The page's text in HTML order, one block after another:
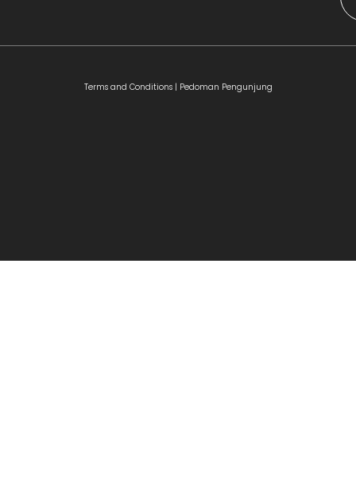
Terms and Conditions | Pedoman Pengunjung